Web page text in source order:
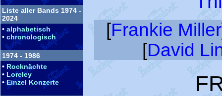
Liste aller Bands 1974 -
2024
• alphabetisch
• chronologisch
1974 - 1986
• Rocknächte
• Loreley
•Einzel Konzerte
[Frankie Miller
[David